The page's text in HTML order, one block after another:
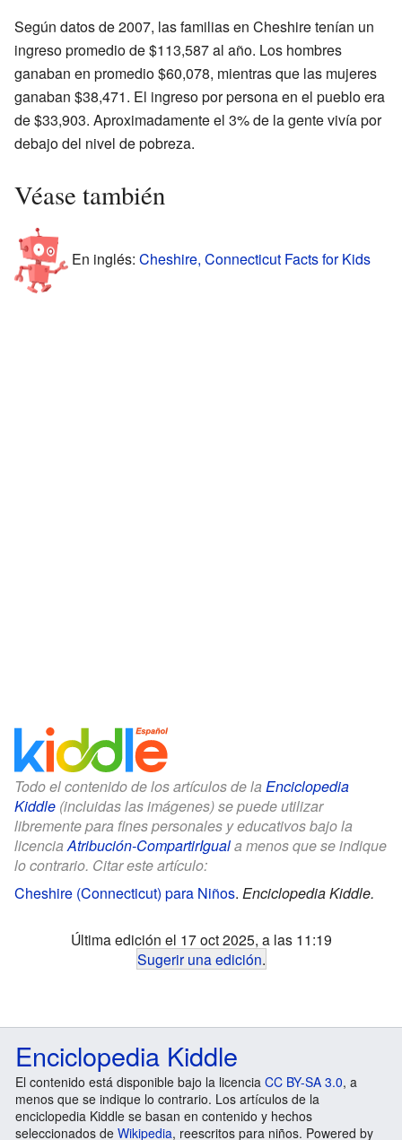
Según datos de 2007, las familias en Cheshire tenían un
ingreso promedio de $113,587 al año. Los hombres
ganaban en promedio $60,078, mientras que las mujeres
ganaban $38,471. El ingreso por persona en el pueblo era
de $33,903. Aproximadamente el 3% de la gente vivía por
debajo del nivel de pobreza.
Véase también
En inglés: Cheshire, Connecticut Facts for Kids
Todo el contenido de los artículos de la Enciclopedia
Kiddle (incluidas las imágenes) se puede utilizar
libremente para fines personales y educativos bajo la
licenciaAtribución-CompartirIguala menos que se indique
lo contrario. Citar este artículo:
Cheshire (Connecticut) para Niños. Enciclopedia Kiddle.
Última edición el 17 oct 2025, a las 11:19
Sugerir una edición.
Enciclopedia Kiddle
El contenido está disponible bajo la licencia CC BY-SA 3.0, a
menos que se indique lo contrario. Los artículos de la
enciclopedia Kiddle se basan en contenido y hechos
seleccionados de Wikipedia, reescritos para niños. Powered by